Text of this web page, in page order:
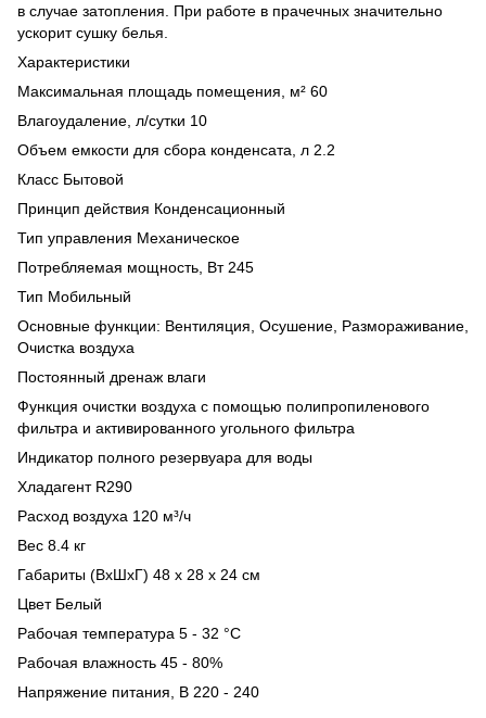
в случае затопления. При работе в прачечных значительно
ускорит сушку белья.
Характеристики
Максимальная площадь помещения, м² 60
Влагоудаление, л/сутки 10
Объем емкости для сбора конденсата, л 2.2
Класс Бытовой
Принцип действия Конденсационный
Тип управления Механическое
Потребляемая мощность, Вт 245
Тип Мобильный
Основные функции: Вентиляция, Осушение, Размораживание,
Очистка воздуха
Постоянный дренаж влаги
Функция очистки воздуха с помощью полипропиленового
фильтра и активированного угольного фильтра
Индикатор полного резервуара для воды
Хладагент R290
Расход воздуха 120 м³/ч
Вес 8.4 кг
Габариты (ВхШхГ) 48 x 28 x 24 см
Цвет Белый
Рабочая температура 5 - 32 °C
Рабочая влажность 45 - 80%
Напряжение питания, В 220 - 240